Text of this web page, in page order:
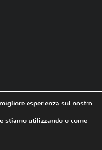
esperienza sul nostro
stiamo utilizzando o come